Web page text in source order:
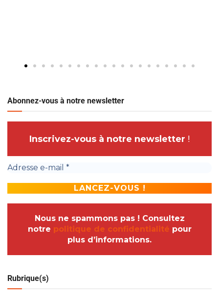
Abonnez-vous à notre newsletter
Inscrivez-vous à notre newsletter !
Nous ne spammons pas ! Consultez
notre politique de confidentialité pour
plus d’informations.
Rubrique(s)